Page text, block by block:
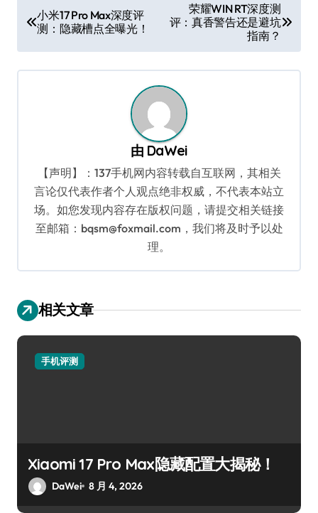
章
导
航
小米17 Pro Max深度评
测：隐藏槽点全曝光！
荣耀WIN RT深度测
评：真香警告还是避坑
指南？
由 DaWei
【声明】：137手机网内容转载自互联网，其相关
言论仅代表作者个人观点绝非权威，不代表本站立
场。如您发现内容存在版权问题，请提交相关链接
至邮箱：bqsm@foxmail.com，我们将及时予以处
理。
相关文章
手机评测
Xiaomi 17 Pro Max隐藏配置大揭秘！
DaWei 8 月 4, 2026